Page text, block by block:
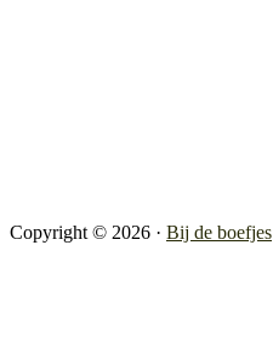
Copyright © 2026 · Bij de boefjes